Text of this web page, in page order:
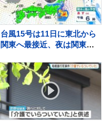
台風15号は11日に東北から
関東へ最接近、夜は関東や
岸を中心に強風や高波にも
注意【台風情報】